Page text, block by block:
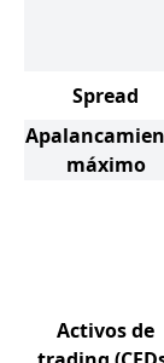
Spread
máximo
Activos de